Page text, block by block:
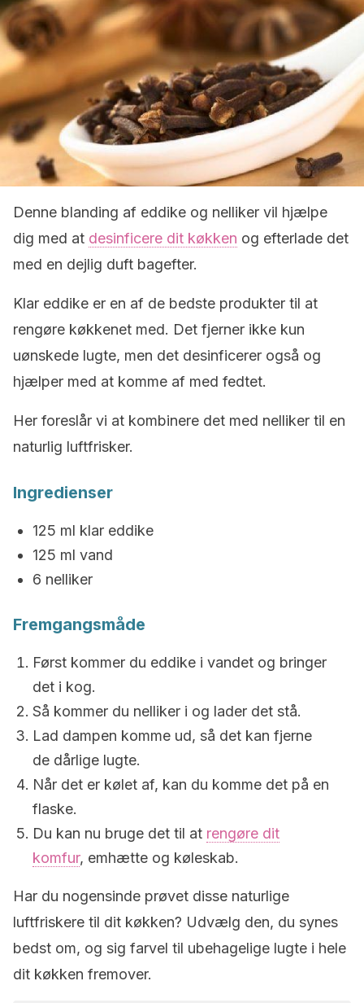
Denne blanding af eddike og nelliker vil hjælpe
dig med at desinficere dit køkken og efterlade det
med en dejlig duft bagefter.
Klar eddike er en af de bedste produkter til at
rengøre køkkenet med. Det fjerner ikke kun
uønskede lugte, men det desinficerer også og
hjælper med at komme af med fedtet.
Her foreslår vi at kombinere det med nelliker til en
naturlig luftfrisker.
Ingredienser
125 ml klar eddike
125 ml vand
6 nelliker
Fremgangsmåde
Først kommer du eddike i vandet og bringer
det i kog.
Så kommer du nelliker i og lader det stå.
Lad dampen komme ud, så det kan fjerne
de dårlige lugte.
Når det er kølet af, kan du komme det på en
flaske.
Du kan nu bruge det til at rengøre dit
komfur, emhætte og køleskab.
Har du nogensinde prøvet disse naturlige
luftfriskere til dit køkken? Udvælg den, du synes
bedst om, og sig farvel til ubehagelige lugte i hele
dit køkken fremover.